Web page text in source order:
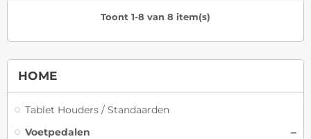
HOME
Tablet Houders / Standaarden
Voetpedalen
Toont 1-8 van 8 item(s)